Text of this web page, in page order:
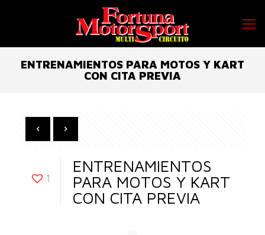
ENTRENAMIENTOS PARA MOTOS Y KART
CON CITA PREVIA
1
ENTRENAMIENTOS
PARA MOTOS Y KART
CON CITA PREVIA